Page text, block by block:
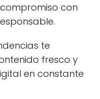
con
te
fresco y
en constante